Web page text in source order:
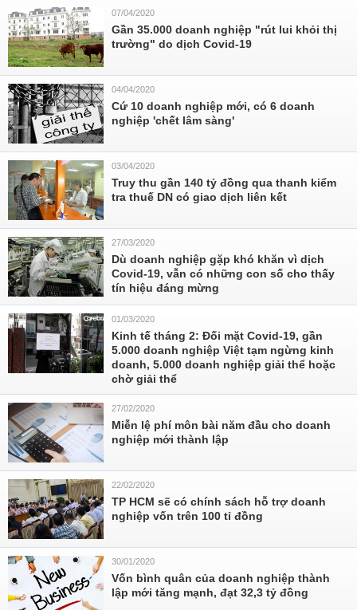
07/04/2020
Gần 35.000 doanh nghiệp "rút lui khỏi thị
trường" do dịch Covid-19
04/04/2020
Cứ 10 doanh nghiệp mới, có 6 doanh
nghiệp 'chết lâm sàng'
03/04/2020
Truy thu gần 140 tỷ đồng qua thanh kiểm
tra thuế DN có giao dịch liên kết
27/03/2020
Dù doanh nghiệp gặp khó khăn vì dịch
Covid-19, vẫn có những con số cho thấy
tín hiệu đáng mừng
01/03/2020
Kinh tế tháng 2: Đối mặt Covid-19, gần
5.000 doanh nghiệp Việt tạm ngừng kinh
doanh, 5.000 doanh nghiệp giải thể hoặc
chờ giải thể
27/02/2020
Miễn lệ phí môn bài năm đầu cho doanh
nghiệp mới thành lập
22/02/2020
TP HCM sẽ có chính sách hỗ trợ doanh
nghiệp vốn trên 100 tỉ đồng
30/01/2020
Vốn bình quân của doanh nghiệp thành
lập mới tăng mạnh, đạt 32,3 tỷ đồng